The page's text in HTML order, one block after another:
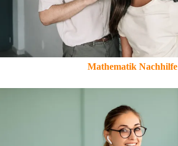
Mathematik Nachhilfe